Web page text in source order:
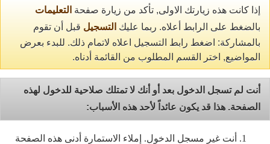
إذا كانت هذه زيارتك الاولى, تأكد من زيارة صفحة التعليمات
بالضغط على الرابط أعلاه. ربما عليك التسجيل قبل أن تقوم
بالمشاركة: اضغط رابط التسجيل اعلاه لاتمام ذلك. للبدء بعرض
المواضيع, اختر القسم المطلوب من القائمة أدناه.
أنت لم تسجل الدخول بعد أو أنك لا تمتلك صلاحية للدخول لهذه
الصفحة. هذا قد يكون عائداً لأحد هذه الأسباب:
أنت غير مسجل الدخول. إملاء الاستمارة أدنى هذه الصفحة